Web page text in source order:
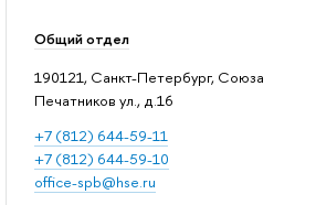
Общий отдел
190121, Санкт-Петербург, Союза
Печатников ул., д.16
+7 (812) 644-59-11
+7 (812) 644-59-10
office-spb@hse.ru